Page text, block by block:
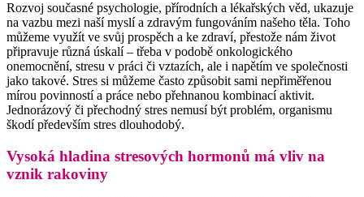
Rozvoj současné psychologie, přírodních a lékařských věd, ukazuje
na vazbu mezi naší myslí a zdravým fungováním našeho těla. Toho
můžeme využít ve svůj prospěch a ke zdraví, přestože nám život
připravuje různá úskalí – třeba v podobě onkologického
onemocnění, stresu v práci či vztazích, ale i napětím ve společnosti
jako takové. Stres si můžeme často způsobit sami nepřiměřenou
mírou povinností a práce nebo přehnanou kombinací aktivit.
Jednorázový či přechodný stres nemusí být problém, organismu
škodí především stres dlouhodobý.
Vysoká hladina stresových hormonů má vliv na
vznik rakoviny